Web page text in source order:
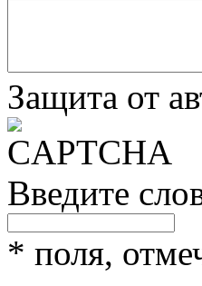
Защита от
Введите
* поля,